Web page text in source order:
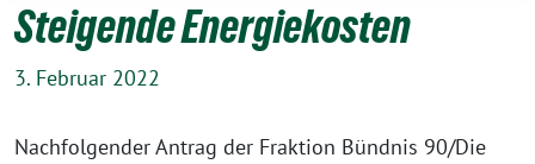
Steigende Energiekosten
3. Februar 2022
Nachfolgender Antrag der Fraktion Bündnis 90/Die